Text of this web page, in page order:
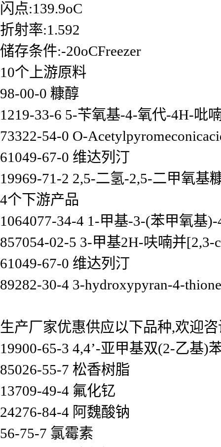
闪点:139.9oC
折射率:1.592
储存条件:-20oCFreezer
10个上游原料
98-00-0 糠醇
1219-33-6 5-苄氧基-4-氧代-4H-吡
73322-54-0 O-
61049-67-0 维达列汀
19969-71-2 2,5-二氢-2,5-二甲氧基
4个下游产品
1064077-34-4 1-甲基-3-(苯甲氧基
857054-02-5 3-甲基2H-呋喃并[2,3-
61049-67-0 维达列汀
89282-30-4 3-hydroxypyran-4-thione
生产厂家优惠供应以下品种,欢迎
19900-65-3 4,4’-亚甲基双(2-乙基)
85026-55-7 松香树脂
13709-49-4 氟化钇
24276-84-4 阿魏酸钠
56-75-7 氯霉素